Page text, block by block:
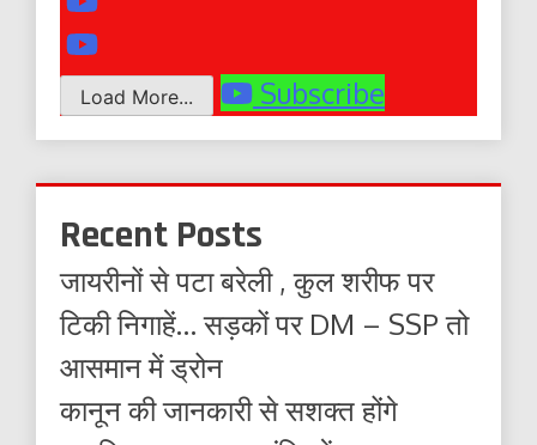
Load More... Subscribe
Recent Posts
जायरीनों से पटा बरेली , कुल शरीफ पर
टिकी निगाहें… सड़कों पर DM – SSP तो
आसमान में ड्रोन
कानून की जानकारी से सशक्त होंगे